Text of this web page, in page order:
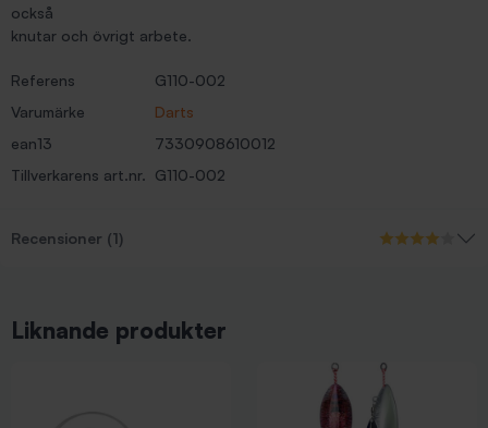
också
knutar och övrigt arbete.
Referens
G110-002
Varumärke
Darts
ean13
7330908610012
Tillverkarens art.nr. G110-002
Recensioner (1)
Liknande produkter